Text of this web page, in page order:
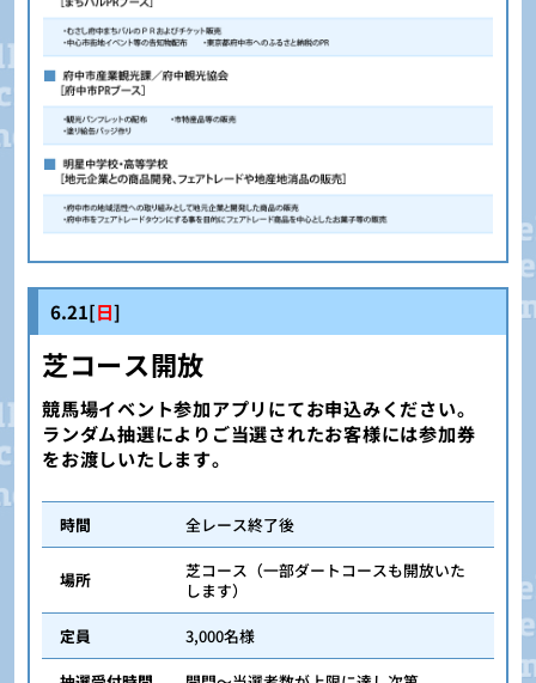
6.21[日]
芝コース開放
競馬場イベント参加アプリにてお申込みください。
ランダム抽選によりご当選されたお客様には参加券
をお渡しいたします。
時間 全レース終了後
場所
芝コース（一部ダートコースも開放いた
します）
定員
3,000名様